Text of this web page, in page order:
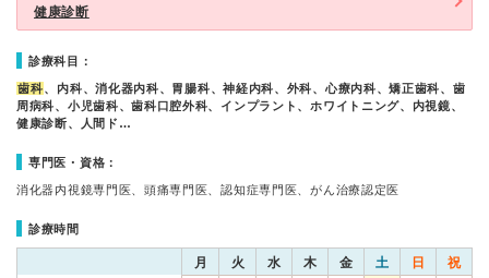
健康診断
診療科目：
歯科、内科、消化器内科、胃腸科、神経内科、外科、心療内科、矯正歯科、歯
周病科、小児歯科、歯科口腔外科、インプラント、ホワイトニング、内視鏡、
健康診断、人間ド…
専門医・資格：
消化器内視鏡専門医、頭痛専門医、認知症専門医、がん治療認定医
診療時間
月 火 水 木 金 土 日 祝